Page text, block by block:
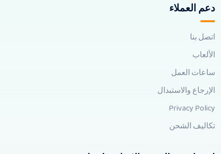
دعم العملاء
اتصل بنا
الألعاب
ساعات العمل
الإرجاع والاستبدال
Privacy Policy
تكاليف الشحن